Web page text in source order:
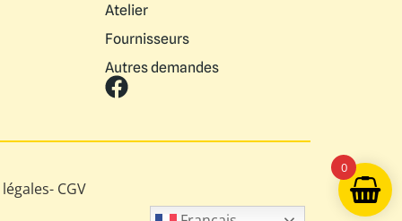
Atelier
Fournisseurs
Autres demandes
- CGV
0